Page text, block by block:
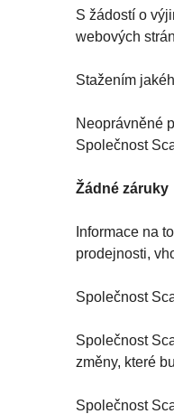
S žádostí o
webových
Stažením
Neoprávněné
Společnost
Žádné záruky
Informace na
prodejnosti,
Společnost
Společnost
změny, které
Společnost